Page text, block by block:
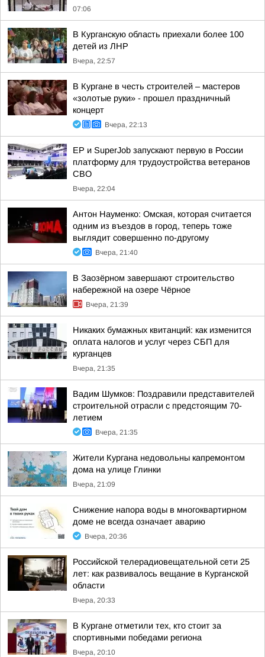
07:06
В Курганскую область приехали более 100
детей из ЛНР
Вчера, 22:57
В Кургане в честь строителей – мастеров
«золотые руки» - прошел праздничный
концерт
Вчера, 22:13
ЕР и SuperJob запускают первую в России
платформу для трудоустройства ветеранов
СВО
Вчера, 22:04
Антон Науменко: Омская, которая считается
одним из въездов в город, теперь тоже
выглядит совершенно по-другому
Вчера, 21:40
В Заозёрном завершают строительство
набережной на озере Чёрное
Вчера, 21:39
Никаких бумажных квитанций: как изменится
оплата налогов и услуг через СБП для
курганцев
Вчера, 21:35
Вадим Шумков: Поздравили представителей
строительной отрасли с предстоящим 70-
летием
Вчера, 21:35
Жители Кургана недовольны капремонтом
дома на улице Глинки
Вчера, 21:09
Снижение напора воды в многоквартирном
доме не всегда означает аварию
Вчера, 20:36
Российской телерадиовещательной сети 25
лет: как развивалось вещание в Курганской
области
Вчера, 20:33
В Кургане отметили тех, кто стоит за
спортивными победами региона
Вчера, 20:10